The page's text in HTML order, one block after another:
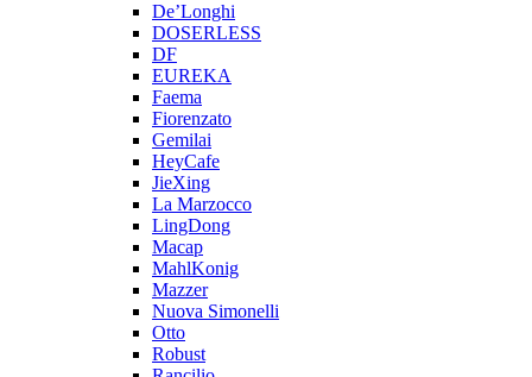
De’Longhi
DOSERLESS
DF
EUREKA
Faema
Fiorenzato
Gemilai
HeyCafe
JieXing
La Marzocco
LingDong
Macap
MahlKonig
Mazzer
Nuova Simonelli
Otto
Robust